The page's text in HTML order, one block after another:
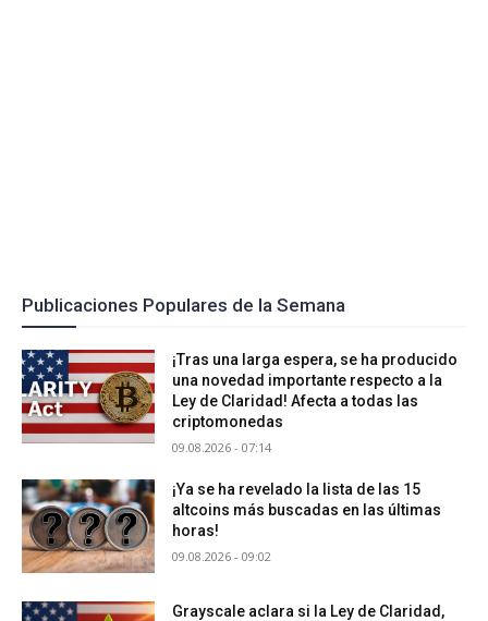
Publicaciones Populares de la Semana
¡Tras una larga espera, se ha producido
una novedad importante respecto a la
Ley de Claridad! Afecta a todas las
criptomonedas
09.08.2026 - 07:14
¡Ya se ha revelado la lista de las 15
altcoins más buscadas en las últimas
horas!
09.08.2026 - 09:02
Grayscale aclara si la Ley de Claridad,